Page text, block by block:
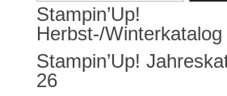
nach:
Stampin’Up!
Herbst-/Winterkatalog
Stampin’Up!
26